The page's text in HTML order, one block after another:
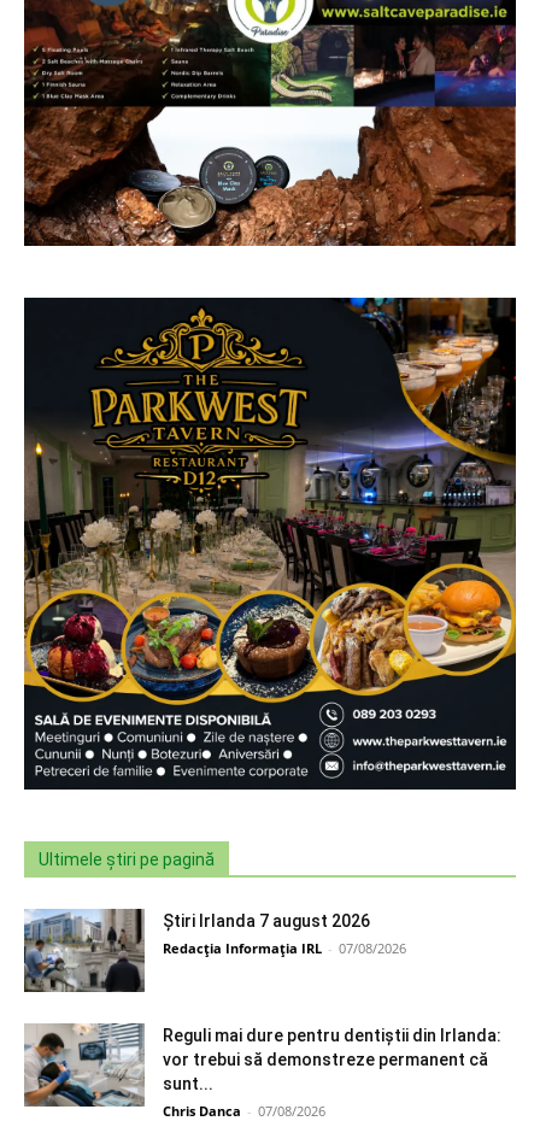
Ultimele știri pe pagină
Știri Irlanda 7 august 2026
Redacția Informația IRL - 07/08/2026
Reguli mai dure pentru dentiștii din Irlanda:
vor trebui să demonstreze permanent că
sunt...
Chris Danca - 07/08/2026